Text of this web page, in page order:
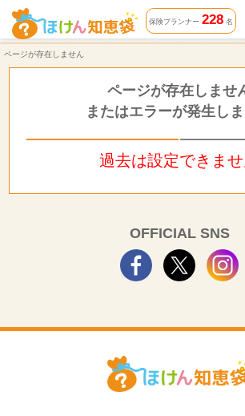
ページが存在しません | ほけん知恵袋
保険プランナー 228名
ページが存在しません
ページが存在しませ
またはエラーが発生し
過去は設定できま
OFFICIAL SNS